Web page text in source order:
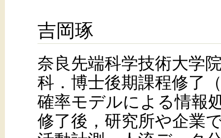
吉岡琢
奈良先端科学技術大学
科．博士後期課程修了
確率モデルによる情報
修了後，研究所や企業